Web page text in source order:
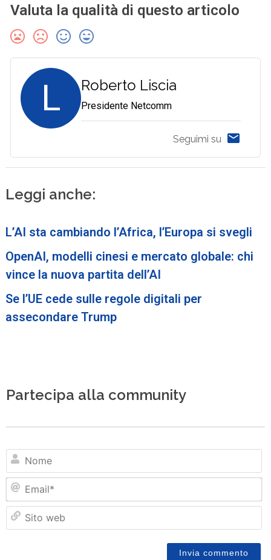
Valuta la qualità di questo articolo
L Roberto Liscia
Presidente Netcomm
Seguimi su
Leggi anche:
L’AI sta cambiando l’Africa, l’Europa si svegli
OpenAI, modelli cinesi e mercato globale: chi
vince la nuova partita dell’AI
Se l’UE cede sulle regole digitali per
assecondare Trump
Partecipa alla community